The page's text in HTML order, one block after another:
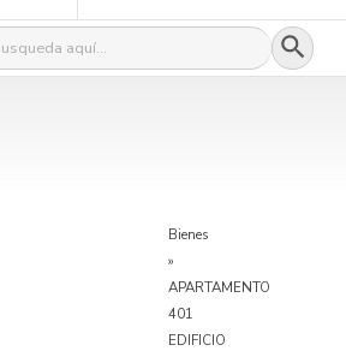
Botón
Bienes
»
APARTAMENTO
401
EDIFICIO